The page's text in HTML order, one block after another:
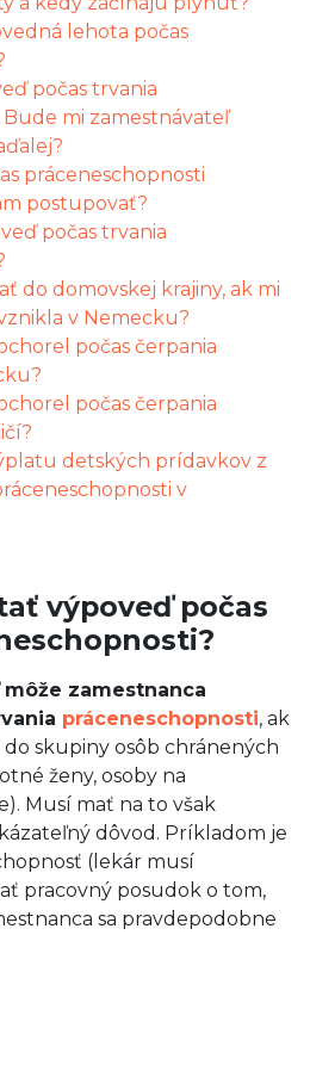
lehota počas
počas trvania
mi zamestnávateľ
práceneschopnosti
postupovať?
počas trvania
do domovskej krajiny, ak mi
v Nemecku?
počas čerpania
počas čerpania
detských prídavkov z
v
výpoveď počas
zamestnanca
práceneschopnosti, ak
skupiny osôb chránených
ženy, osoby na
Musí mať na to však
dôvod. Príkladom je
(lekár musí
pracovný posudok o tom,
sa pravdepodobne